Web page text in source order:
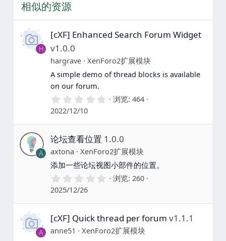
相似的资源
H
[cXF] Enhanced Search Forum Widget
v1.0.0
hargrave
XenForo2扩展模块
A simple demo of thread blocks is available
on our forum.
0
0
浏览 464
2022/12/10
A
论坛查看位置 1.0.0
axtona
XenForo2扩展模块
添加一些论坛视图小部件的位置。
0
0
浏览 260
2025/12/26
A
[cXF] Quick thread per forum v1.1.1
anne51
XenForo2扩展模块